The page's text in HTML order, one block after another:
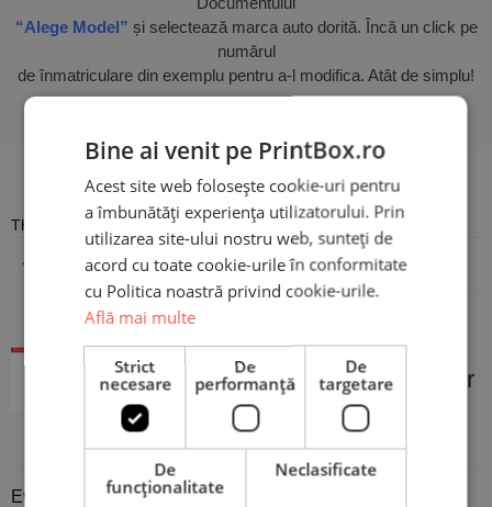
“Alege Model” și selectează marca auto dorită. Încă un click pe
numărul
de înmatriculare din exemplu pentru a-l modifica. Atât de simplu!
Recenzii
There are no reviews yet
Adaugă o recenzie
Port Document Clasic -
Personalizat cu orice siglă și număr
auto
Evaluare
Bine ai venit pe PrintBox.ro
Acest site web folosește cookie-uri pentru
a îmbunătăți experiența utilizatorului. Prin
utilizarea site-ului nostru web, sunteți de
acord cu toate cookie-urile în conformitate
cu Politica noastră privind cookie-urile.
Află mai multe
Strict
necesare
De
performanță
De
targetare
De
funcţionalitate
Neclasificate